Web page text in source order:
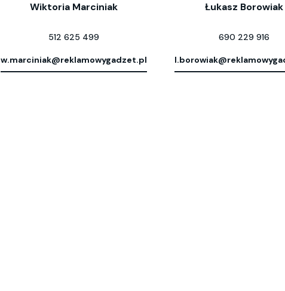
Wiktoria Marciniak
512 625 499
w.marciniak@reklamowygadzet.pl
Łukasz Borowiak
690 229 916